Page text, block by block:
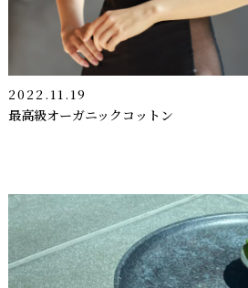
2022.11.19
最高級オーガニックコットン